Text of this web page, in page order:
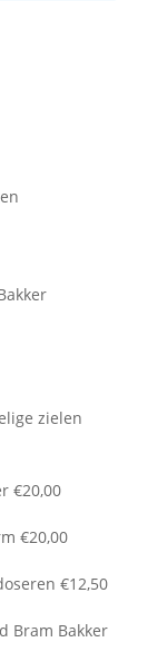
zielen
€20,00
€20,00
€12,50